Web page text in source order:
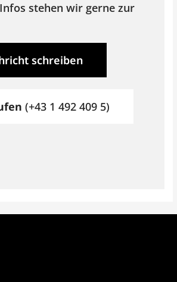
stehen wir gerne zur
schreiben
(+43 1 492 409 5)